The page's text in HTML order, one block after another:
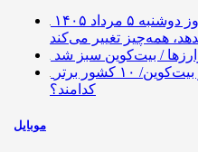
قیمت تتر، بیت‌کوین و اتریوم امروز دوشنبه ۵ مرداد ۱۴۰۵
همه‌چیز تغییر می‌کند
/ بیت‌کوین سبز شد
رقابت پنهان دولت‌ها بر سر بیت‌کوین/ ۱۰ کشور برتر
کدامند؟
موبایل